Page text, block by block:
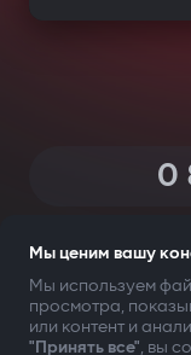
Защита от
0
ТВОЯ
Мы ценим вашу
Мы используем
просмотра,
или контент и
"Принять все", вы